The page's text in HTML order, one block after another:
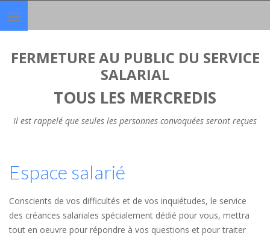
Toggle
navigation
FERMETURE AU PUBLIC DU SERVICE
SALARIAL
TOUS LES MERCREDIS
Il est rappelé que seules les personnes convoquées seront reçues
Espace salarié
Conscients de vos difficultés et de vos inquiétudes, le service
des créances salariales spécialement dédié pour vous, mettra
tout en oeuvre pour répondre à vos questions et pour traiter